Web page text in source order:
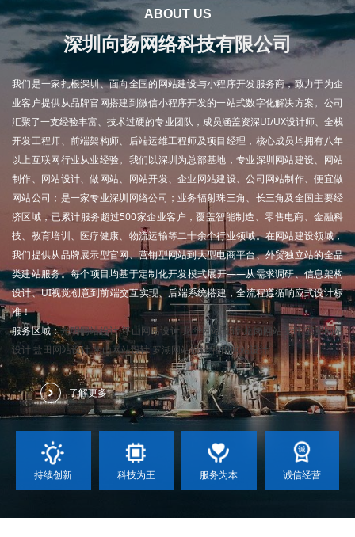
ABOUT US
深圳向扬网络科技有限公司
我们是一家扎根深圳、面向全国的网站建设与小程序开发服务商，致力于为企
业客户提供从品牌官网搭建到微信小程序开发的一站式数字化解决方案。公司
汇聚了一支经验丰富、技术过硬的专业团队，成员涵盖资深UI/UX设计师、全栈
开发工程师、前端架构师、后端运维工程师及项目经理，核心成员均拥有八年
以上互联网行业从业经验。我们以深圳为总部基地，专业深圳网站建设、网站
制作、网站设计、做网站、网站开发、企业网站建设、公司网站制作、便宜做
网站公司；是一家专业深圳网络公司；业务辐射珠三角、长三角及全国主要经
济区域，已累计服务超过500家企业客户，覆盖智能制造、零售电商、金融科
技、教育培训、医疗健康、物流运输等二十余个行业领域。在网站建设领域，
我们提供从品牌展示型官网、营销型网站到大型电商平台、外贸独立站的全品
类建站服务。每个项目均基于定制化开发模式展开——从需求调研、信息架构
设计、UI视觉创意到前端交互实现、后端系统搭建，全流程遵循响应式设计标
准！
服务区域：光明网站设计坪山网站设计龙华网站设计龙岗网站设计宝安网站
设计盐田网站设计南山网站设计 罗湖网站设计福田网站设计
了解更多
持续创新 科技为王 服务为本 诚信经营